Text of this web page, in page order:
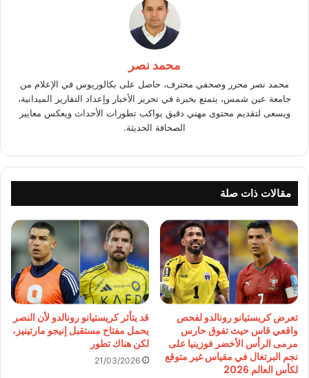
محمد نصر
محمد نصر محرر وصحفي محترف، حاصل على بكالوريوس في الإعلام من
جامعة عين شمس، يتمتع بخبرة في تحرير الأخبار وإعداد التقارير الميدانية،
ويسعى لتقديم محتوى مهني دقيق يواكب تطورات الأحداث ويعكس معايير
الصحافة الحديثة.
مقالات ذات صلة
تعرض كريستيانو رونالدو لفحص
واقعي قاس حيث تفوق حارس
مرمى الرأس الأخضر فوزينيا على
نجم البرتغال في مقياس غير متوقع
لكأس العالم 2026
قد يتأثر كريستيانو رونالدو لأن النصر
يحمل مفتاح مستقبل إنيجو مارتينيز،
لكن هناك تطور
21/03/2026